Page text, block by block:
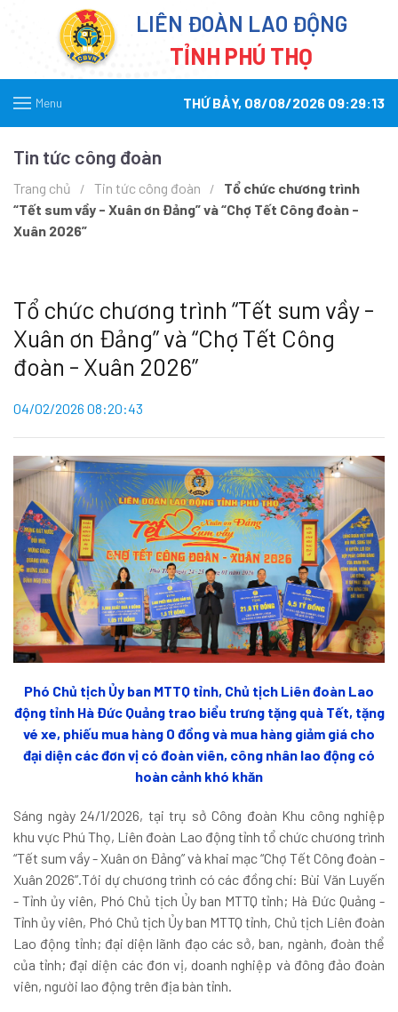
LIÊN ĐOÀN LAO ĐỘNG
TỈNH PHÚ THỌ
Menu THỨ BẢY, 08/08/2026 09:29:13
Tin tức công đoàn
Trang chủ Tin tức công đoàn
Tổ chức chương trình
“Tết sum vầy - Xuân ơn Đảng” và “Chợ Tết Công đoàn -
Xuân 2026”
Tổ chức chương trình “Tết sum vầy -
Xuân ơn Đảng” và “Chợ Tết Công
đoàn - Xuân 2026”
04/02/2026 08:20:43
Phó Chủ tịch Ủy ban MTTQ tỉnh, Chủ tịch Liên đoàn Lao
động tỉnh Hà Đức Quảng trao biểu trưng tặng quà Tết, tặng
vé xe, phiếu mua hàng 0 đồng và mua hàng giảm giá cho
đại diện các đơn vị có đoàn viên, công nhân lao động có
hoàn cảnh khó khăn
Sáng ngày 24/1/2026, tại trụ sở Công đoàn Khu công nghiệp
khu vực Phú Thọ, Liên đoàn Lao động tỉnh tổ chức chương trình
“Tết sum vầy - Xuân ơn Đảng” và khai mạc “Chợ Tết Công đoàn -
Xuân 2026”.Tới dự chương trình có các đồng chí: Bùi Văn Luyến
- Tỉnh ủy viên, Phó Chủ tịch Ủy ban MTTQ tỉnh; Hà Đức Quảng -
Tỉnh ủy viên, Phó Chủ tịch Ủy ban MTTQ tỉnh, Chủ tịch Liên đoàn
Lao động tỉnh; đại diện lãnh đạo các sở, ban, ngành, đoàn thể
của tỉnh; đại diện các đơn vị, doanh nghiệp và đông đảo đoàn
viên, người lao động trên địa bàn tỉnh.